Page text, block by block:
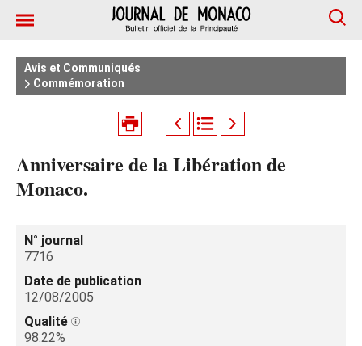
Avis et Communiqués
Commémoration
Anniversaire de la Libération de
Monaco.
N° journal
7716
Date de publication
12/08/2005
Qualité
98.22%